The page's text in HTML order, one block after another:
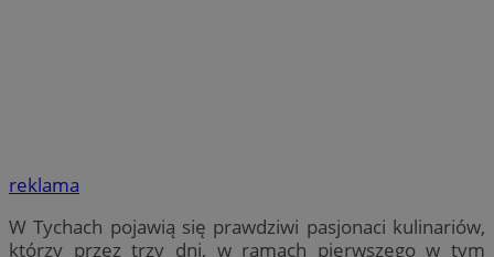
reklama
W Tychach pojawią się prawdziwi pasjonaci kulinariów,
którzy przez trzy dni, w ramach pierwszego w tym